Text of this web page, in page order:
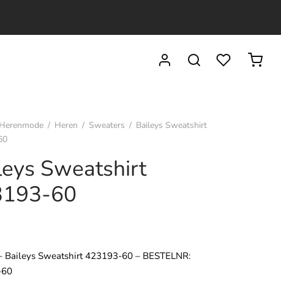
Herenmode / Heren / Sweaters / Baileys Sweatshirt
Sweatshirt
60
Baileys Sweatshirt 423193-60 – BESTELNR: